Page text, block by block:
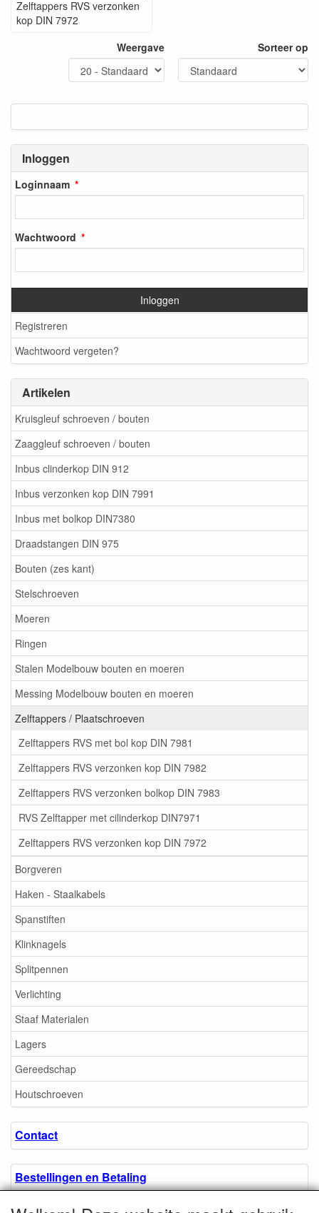
Inloggen
Loginnaam
Wachtwoord
Inloggen
Registreren
Wachtwoord vergeten?
Artikelen
Kruisgleuf schroeven / bouten
Zaaggleuf schroeven / bouten
Inbus clinderkop DIN 912
Inbus verzonken kop DIN 7991
Inbus met bolkop DIN7380
Draadstangen DIN 975
Bouten (zes kant)
Stelschroeven
Moeren
Ringen
Stalen Modelbouw bouten en moeren
Messing Modelbouw bouten en moeren
Zelftappers / Plaatschroeven
Zelftappers RVS met bol kop DIN 7981
Zelftappers RVS verzonken kop DIN 7982
Zelftappers RVS verzonken bolkop DIN 7983
RVS Zelftapper met cilinderkop DIN7971
Zelftappers RVS verzonken kop DIN 7972
Borgveren
Haken - Staalkabels
Spanstiften
Klinknagels
Splitpennen
Verlichting
Staaf Materialen
Lagers
Gereedschap
Houtschroeven
Contact
Bestellingen en Betaling
Zelftappers RVS verzonken
kop DIN 7972
Weergave
Sorteer op